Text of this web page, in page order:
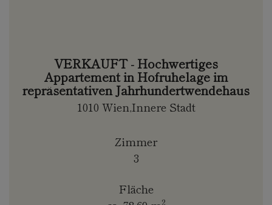
VERKAUFT - Hochwertiges
Appartement in Hofruhelage im
repräsentativen Jahrhundertwendehaus
1010 Wien,Innere Stadt
Zimmer
3
Fläche
2